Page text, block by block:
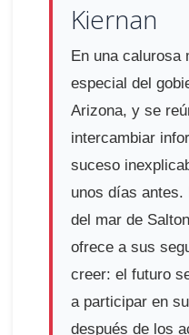
Kiernan
En una calurosa
especial del
Arizona, y se
intercambiar
suceso
unos días antes.
del mar de
ofrece a sus
creer: el futuro
a participar en
después de los